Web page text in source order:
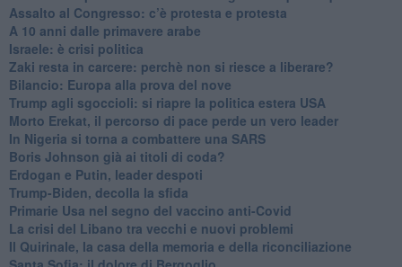
Assalto al Congresso: c’è protesta e protesta
A 10 anni dalle primavere arabe
Israele: è crisi politica
Zaki resta in carcere: perchè non si riesce a liberare?
Bilancio: Europa alla prova del nove
Trump agli sgoccioli: si riapre la politica estera USA
Morto Erekat, il percorso di pace perde un vero leader
In Nigeria si torna a combattere una SARS
Boris Johnson già ai titoli di coda?
Erdogan e Putin, leader despoti
Trump-Biden, decolla la sfida
Primarie Usa nel segno del vaccino anti-Covid
La crisi del Libano tra vecchi e nuovi problemi
Il Quirinale, la casa della memoria e della riconciliazione